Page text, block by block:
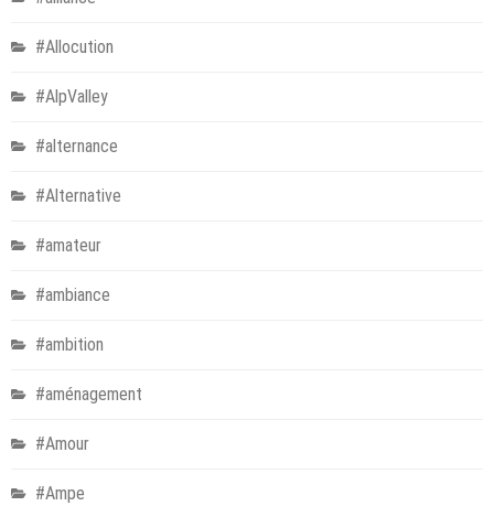
#Allocution
#AlpValley
#alternance
#Alternative
#amateur
#ambiance
#ambition
#aménagement
#Amour
#Ampe